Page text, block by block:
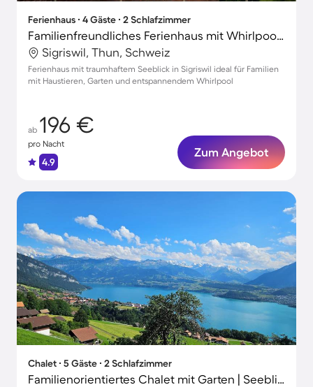
Ferienhaus ∙ 4 Gäste ∙ 2 Schlafzimmer
Familienfreundliches Ferienhaus mit Whirlpool, Grill und Garten | Gartenblick | Hunde erlaubt
Sigriswil, Thun, Schweiz
Ferienhaus mit traumhaftem Seeblick in Sigriswil ideal für Familien
mit Haustieren, Garten und entspannendem Whirlpool
ab 196 €
pro Nacht
4.9
Zum Angebot
Chalet ∙ 5 Gäste ∙ 2 Schlafzimmer
Familienorientiertes Chalet mit Garten | Seeblick | Ideal für Homeoffice